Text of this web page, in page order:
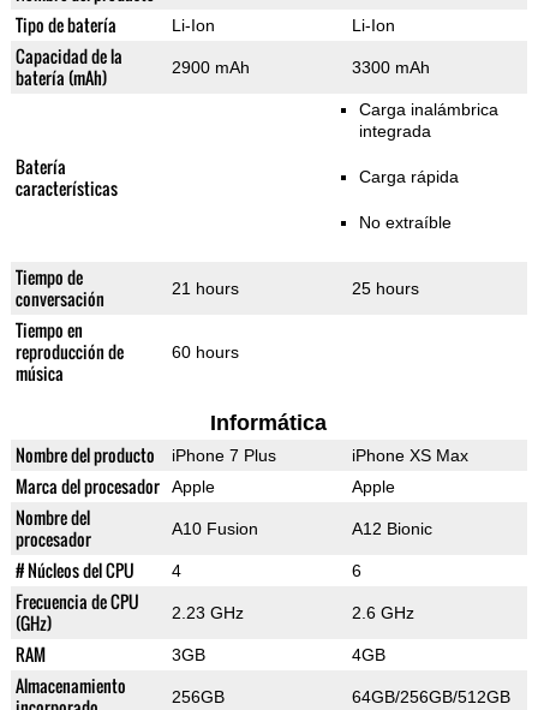
Tipo de batería Li-Ion Li-Ion
Capacidad de la
batería (mAh)
2900 mAh 3300 mAh
Batería
características
Carga inalámbrica
integrada
Carga rápida
No extraíble
Tiempo de
conversación
21 hours 25 hours
Tiempo en
reproducción de
música
60 hours
Informática
Nombre del producto iPhone 7 Plus iPhone XS Max
Marca del procesador Apple Apple
Nombre del
procesador
A10 Fusion A12 Bionic
# Núcleos del CPU 4 6
Frecuencia de CPU
(GHz)
2.23 GHz 2.6 GHz
RAM 3GB 4GB
Almacenamiento
256GB 64GB/256GB/512GB